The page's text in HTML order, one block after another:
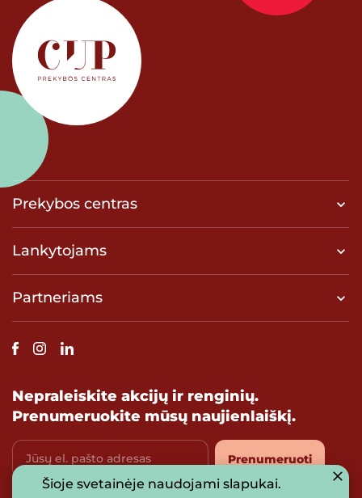
Prekybos centras
Lankytojams
Partneriams
Nepraleiskite akcijų ir renginių.
Prenumeruokite mūsų naujienlaiškį.
Jūsų el. pašto adresas Prenumeruoti
Šioje svetainėje naudojami slapukai.